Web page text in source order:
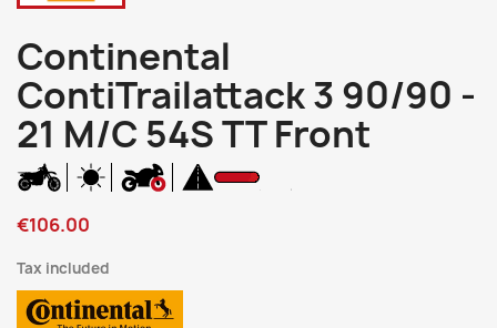
Continental
ContiTrailattack 3 90/90 -
21 M/C 54S TT Front
€106.00
Tax included